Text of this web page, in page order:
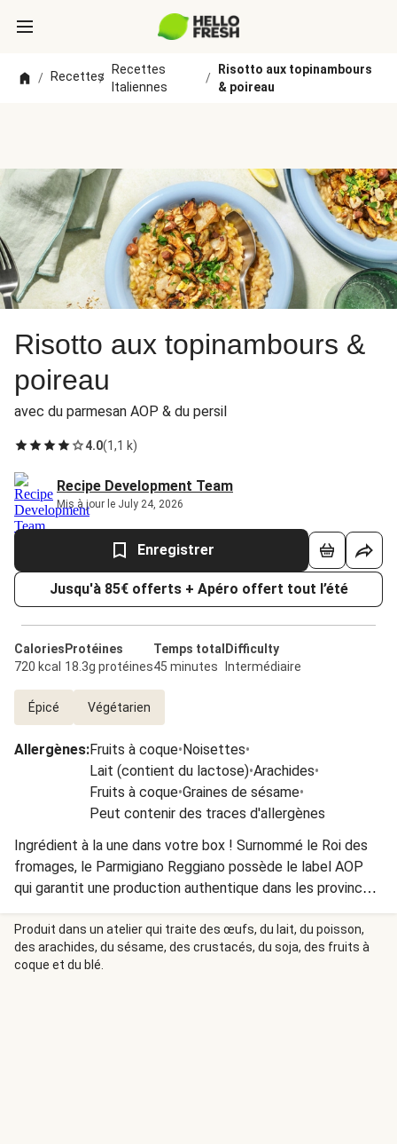
/ Recettes
/
Recettes
Italiennes
/
Risotto aux topinambours
& poireau
Risotto aux topinambours &
poireau
avec du parmesan AOP & du persil
4.0(1,1 k)
Recipe Development Team
Mis à jour le July 24, 2026
Enregistrer
Jusqu'à 85€ offerts + Apéro offert tout l’été
Calories
720 kcal
Protéines
18.3g protéines
Temps total
45 minutes
Difficulty
Intermédiaire
Épicé Végétarien
Allergènes:Fruits à coque•Noisettes•
Lait (contient du lactose)•Arachides•
Fruits à coque•Graines de sésame•
Peut contenir des traces d'allergènes
Ingrédient à la une dans votre box ! Surnommé le Roi des
fromages, le Parmigiano Reggiano possède le label AOP
qui garantit une production authentique dans les provinces
de Parme, Reggio Emilia et Modène. Le fromage utilisé
dans ce plat contient de la présure animale.
Produit dans un atelier qui traite des œufs, du lait, du poisson,
des arachides, du sésame, des crustacés, du soja, des fruits à
coque et du blé.